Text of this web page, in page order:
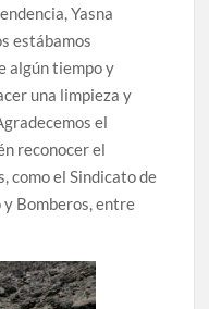
Yasna
estábamos
algún tiempo y
una limpieza y
el
reconocerel
como el Sindicato de
y Bomberos, entre